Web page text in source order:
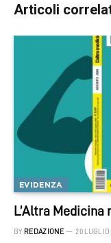
Articoli
EVIDENZA
L’Altra Medicina
BY REDAZIONE 20 LUGLIO